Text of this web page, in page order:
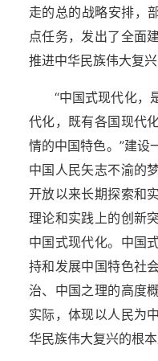
走的总的战略安排，
点任务，发出了全面
推进中华民族伟大复兴
“中国式现代化，
代化，既有各国现代
情的中国特色。”建设
中国人民矢志不渝的
开放以来长期探索和
理论和实践上的创新
中国式现代化。中国
持和发展中国特色社
治、中国之理的高度
实际，体现以人民为
华民族伟大复兴的根本